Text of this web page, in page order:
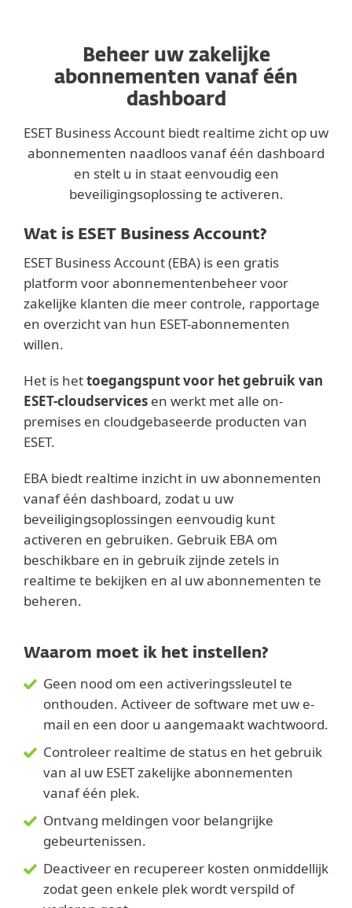
Beheer uw zakelijke
abonnementen vanaf één
dashboard
ESET Business Account biedt realtime zicht op uw
abonnementen naadloos vanaf één dashboard
en stelt u in staat eenvoudig een
beveiligingsoplossing te activeren.
Wat is ESET Business Account?
ESET Business Account (EBA) is een gratis
platform voor abonnementenbeheer voor
zakelijke klanten die meer controle, rapportage
en overzicht van hun ESET-abonnementen
willen.
Het is hettoegangspunt voor het gebruik van
ESET-cloudservices en werkt met alle on-
premises en cloudgebaseerde producten van
ESET.
EBA biedt realtime inzicht in uw abonnementen
vanaf één dashboard, zodat u uw
beveiligingsoplossingen eenvoudig kunt
activeren en gebruiken. Gebruik EBA om
beschikbare en in gebruik zijnde zetels in
realtime te bekijken en al uw abonnementen te
beheren.
Waarom moet ik het instellen?
Geen nood om een activeringssleutel te
onthouden. Activeer de software met uw e-
mail en een door u aangemaakt wachtwoord.
Controleer realtime de status en het gebruik
van al uw ESET zakelijke abonnementen
vanaf één plek.
Ontvang meldingen voor belangrijke
gebeurtenissen.
Deactiveer en recupereer kosten onmiddellijk
zodat geen enkele plek wordt verspild of